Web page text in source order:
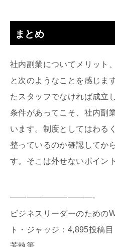
まとめ
社内副業についてメリット
と次のようなことを感じま
たスタッフでなければ成立
条件があってこそ、社内副
います。制度としてはわる
整っているのか確認してか
す。そこは外せないポイン
——————————-
ビジネスリーダーのための
ト・ジャッジ：4,895投稿